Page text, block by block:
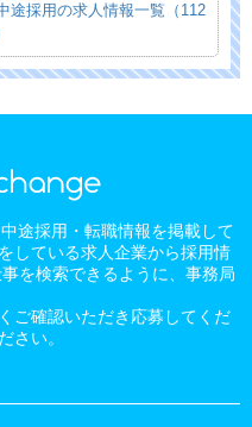
途採用の求人情報一覧（112
途採用・転職情報を掲載して
している求人企業から採用情
を検索できるように、事務局
ご確認いただき応募してくだ
さい。